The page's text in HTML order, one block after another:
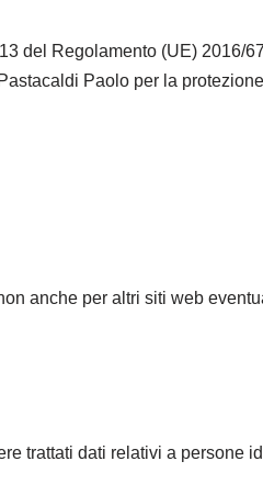
del Regolamento (UE) 2016/
Paolo per la
anche per altri siti web
trattati dati relativi a persone